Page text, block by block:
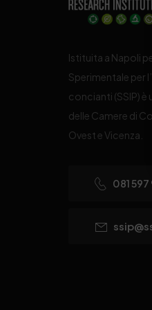
Istituita a Napoli
Sperimentale per
concianti (SSIP) è
delle Camere di
Ovest e Vicenza.
081 597